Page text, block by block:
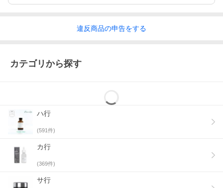
違反商品の申告をする
カテゴリから探す
ハ行
(591件)
カ行
(369件)
サ行